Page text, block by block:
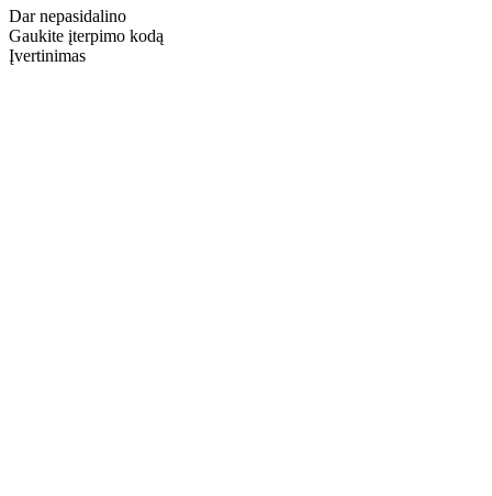
Dar nepasidalino
Gaukite įterpimo kodą
Įvertinimas